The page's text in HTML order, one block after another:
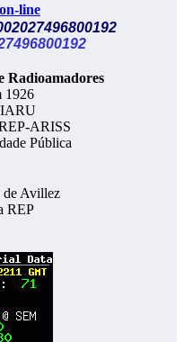
line
Radioamadores
1926
ARISS
Pública
Avillez
REP